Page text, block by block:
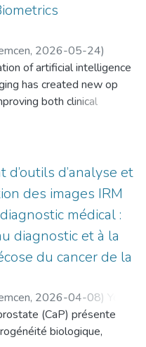
, 2026-05-24)
of artificial intelligence
has created new op
both clinical
patient identification.
retinal fundus
valuable due to
and diagnostic richness
network. Retinal im
encode highly
patterns and
with ocular and
However, existing
recognition and
d’outils d’analyse et
des images IRM
médical :
diagnostic et à la
du cancer de la
, 2026-04-08) Youbi,
(CaP) présente
biologique,